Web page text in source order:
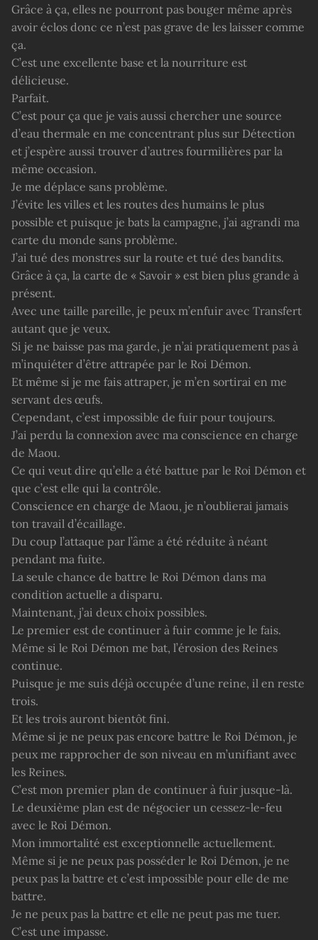
Grâce à ça, elles ne pourront pas bouger même après
avoir éclos donc ce n’est pas grave de les laisser comme
ça.
C’est une excellente base et la nourriture est
délicieuse.
Parfait.
C’est pour ça que je vais aussi chercher une source
d’eau thermale en me concentrant plus sur Détection
et j’espère aussi trouver d’autres fourmilières par la
même occasion.
Je me déplace sans problème.
J’évite les villes et les routes des humains le plus
possible et puisque je bats la campagne, j’ai agrandi ma
carte du monde sans problème.
J’ai tué des monstres sur la route et tué des bandits.
Grâce à ça, la carte de « Savoir » est bien plus grande à
présent.
Avec une taille pareille, je peux m’enfuir avec Transfert
autant que je veux.
Si je ne baisse pas ma garde, je n’ai pratiquement pas à
m’inquiéter d’être attrapée par le Roi Démon.
Et même si je me fais attraper, je m’en sortirai en me
servant des œufs.
Cependant, c’est impossible de fuir pour toujours.
J’ai perdu la connexion avec ma conscience en charge
de Maou.
Ce qui veut dire qu’elle a été battue par le Roi Démon et
que c’est elle qui la contrôle.
Conscience en charge de Maou, je n’oublierai jamais
ton travail d’écaillage.
Du coup l’attaque par l’âme a été réduite à néant
pendant ma fuite.
La seule chance de battre le Roi Démon dans ma
condition actuelle a disparu.
Maintenant, j’ai deux choix possibles.
Le premier est de continuer à fuir comme je le fais.
Même si le Roi Démon me bat, l’érosion des Reines
continue.
Puisque je me suis déjà occupée d’une reine, il en reste
trois.
Et les trois auront bientôt fini.
Même si je ne peux pas encore battre le Roi Démon, je
peux me rapprocher de son niveau en m’unifiant avec
les Reines.
C’est mon premier plan de continuer à fuir jusque-là.
Le deuxième plan est de négocier un cessez-le-feu
avec le Roi Démon.
Mon immortalité est exceptionnelle actuellement.
Même si je ne peux pas posséder le Roi Démon, je ne
peux pas la battre et c’est impossible pour elle de me
battre.
Je ne peux pas la battre et elle ne peut pas me tuer.
C’est une impasse.